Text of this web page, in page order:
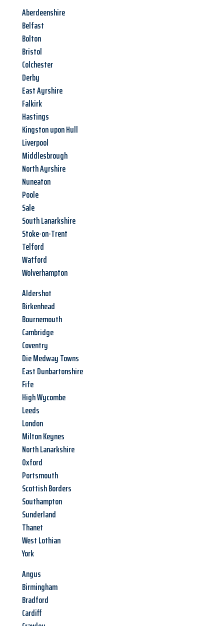
Aberdeenshire
Belfast
Bolton
Bristol
Colchester
Derby
East Ayrshire
Falkirk
Hastings
Kingston upon Hull
Liverpool
Middlesbrough
North Ayrshire
Nuneaton
Poole
Sale
South Lanarkshire
Stoke-on-Trent
Telford
Watford
Wolverhampton
Aldershot
Birkenhead
Bournemouth
Cambridge
Coventry
Die Medway Towns
East Dunbartonshire
Fife
High Wycombe
Leeds
London
Milton Keynes
North Lanarkshire
Oxford
Portsmouth
Scottish Borders
Southampton
Sunderland
Thanet
West Lothian
York
Angus
Birmingham
Bradford
Cardiff